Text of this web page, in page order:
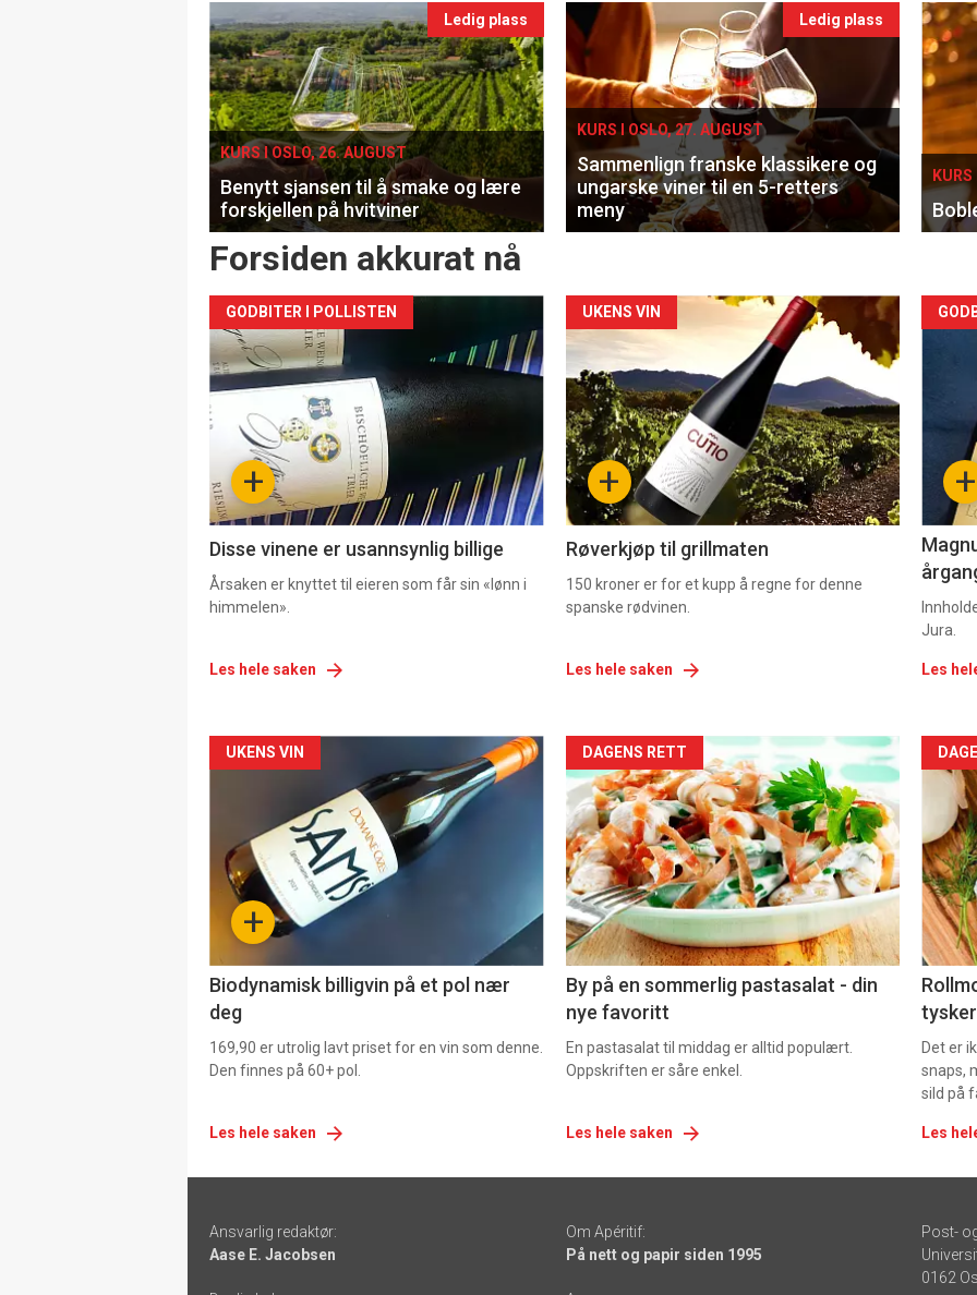
Ledig plass
KURS I OSLO, 26. AUGUST
Benytt sjansen til å smake og lære
forskjellen på hvitviner
Ledig plass
KURS I OSLO, 27. AUGUST
Sammenlign franske klassikere og
ungarske viner til en 5-retters
meny
Forsiden akkurat nå
+
GODBITER I POLLISTEN
Disse vinene er usannsynlig billige
Årsaken er knyttet til eieren som får sin «lønn i
himmelen».
Les hele saken
Forsiden
akkurat
nå
-
2 +
UKENS VIN
Røverkjøp til grillmaten
150 kroner er for et kupp å regne for denne
spanske rødvinen.
Les hele saken
nå
+
Jura.
Les
Forsiden
akkurat
nå
-
+
UKENS VIN
Biodynamisk billigvin på et pol nær
deg
169,90 er utrolig lavt priset for en vin som denne.
Den finnes på 60+ pol.
Les hele saken
Forsiden
akkurat
nå
-
5
DAGENS RETT
By på en sommerlig pastasalat - din
nye favoritt
En pastasalat til middag er alltid populært.
Oppskriften er såre enkel.
Les hele saken
nå
-
6
Det er
snaps,
sild på
Les
-
Ansvarlig redaktør:
Aase E. Jacobsen
Om Apéritif:
På nett og papir siden 1995
Post-
0162